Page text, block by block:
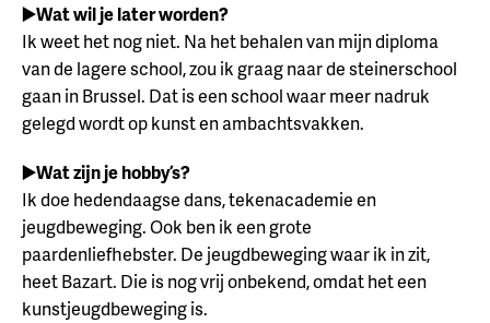
▶️Wat wil je later worden?
Ik weet het nog niet. Na het behalen van mijn diploma
van de lagere school, zou ik graag naar de steinerschool
gaan in Brussel. Dat is een school waar meer nadruk
gelegd wordt op kunst en ambachtsvakken.
▶️Wat zijn je hobby’s?
Ik doe hedendaagse dans, tekenacademie en
jeugdbeweging. Ook ben ik een grote
paardenliefhebster. De jeugdbeweging waar ik in zit,
heet Bazart. Die is nog vrij onbekend, omdat het een
kunstjeugdbeweging is.